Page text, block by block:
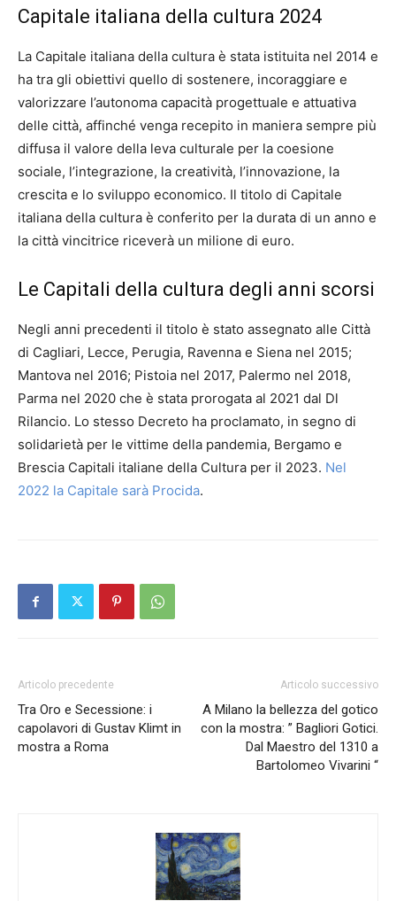
Capitale italiana della cultura 2024
La Capitale italiana della cultura è stata istituita nel 2014 e
ha tra gli obiettivi quello di sostenere, incoraggiare e
valorizzare l’autonoma capacità progettuale e attuativa
delle città, affinché venga recepito in maniera sempre più
diffusa il valore della leva culturale per la coesione
sociale, l’integrazione, la creatività, l’innovazione, la
crescita e lo sviluppo economico. Il titolo di Capitale
italiana della cultura è conferito per la durata di un anno e
la città vincitrice riceverà un milione di euro.
Le Capitali della cultura degli anni scorsi
Negli anni precedenti il titolo è stato assegnato alle Città
di Cagliari, Lecce, Perugia, Ravenna e Siena nel 2015;
Mantova nel 2016; Pistoia nel 2017, Palermo nel 2018,
Parma nel 2020 che è stata prorogata al 2021 dal Dl
Rilancio. Lo stesso Decreto ha proclamato, in segno di
solidarietà per le vittime della pandemia, Bergamo e
Brescia Capitali italiane della Cultura per il 2023. Nel
2022 la Capitale sarà Procida.
Articolo precedente
Tra Oro e Secessione: i
capolavori di Gustav Klimt in
mostra a Roma
Articolo successivo
A Milano la bellezza del gotico
con la mostra: ” Bagliori Gotici.
Dal Maestro del 1310 a
Bartolomeo Vivarini “